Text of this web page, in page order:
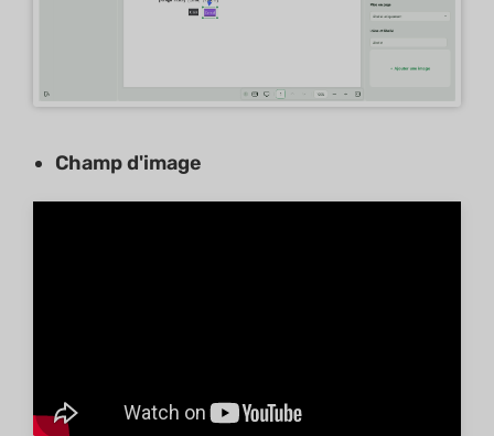
Champ d'image